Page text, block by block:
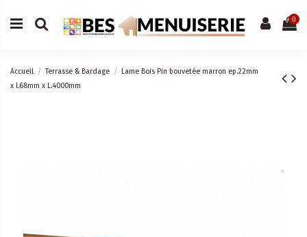
0
Accueil Terrasse & Bardage
Lame Bois Pin bouvetée marron ep.22mm
x l.68mm x L.4000mm